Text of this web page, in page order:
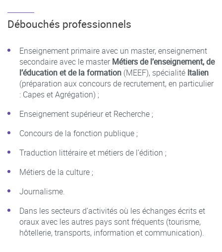
Débouchés professionnels
Enseignement primaire avec un master, enseignement
secondaire avec le masterMétiers de l’enseignement, de
l’éducation et de la formation (MEEF), spécialité Italien
(préparation aux concours de recrutement, en particulier
: Capes et Agrégation) ;
Enseignement supérieur et Recherche ;
Concours de la fonction publique ;
Traduction littéraire et métiers de l’édition ;
Métiers de la culture ;
Journalisme.
Dans les secteurs d’activités où les échanges écrits et
oraux avec les autres pays sont fréquents (tourisme,
hôtellerie, transports, information et communication).